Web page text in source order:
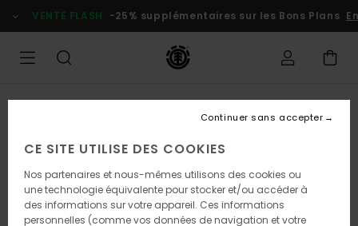
l'information
VENTE FLASH -25% supplémentaires sur les Bons Plans En
CE SITE UTILISE DES COOKIES
Nos partenaires et nous-mêmes utilisons des cookies ou
une technologie équivalente pour stocker et/ou accéder à
des informations sur votre appareil. Ces informations
personnelles (comme vos données de navigation et votre
Continuer sans accepter